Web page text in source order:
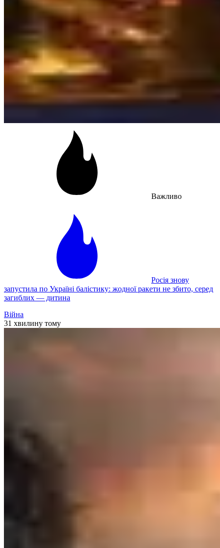
Важливо
Росія знову
запустила по Україні балістику: жодної ракети не збито, серед
загиблих — дитина
Війна
31 хвилину тому